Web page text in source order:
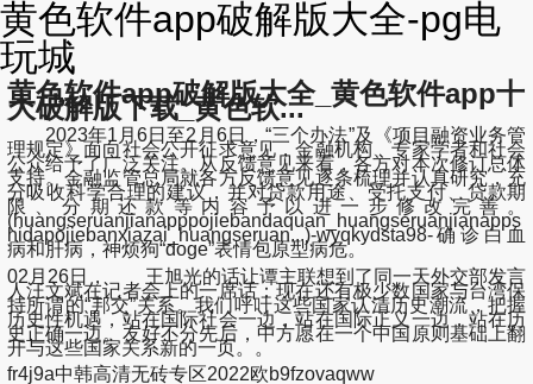
黄色软件app破解版大全-pg电
玩城
黄色软件app破解版大全_黄色软件app十
大破解版下载_黄色软...
2023年1月6日至2月6日，“三个办法”及《项目融资业务管
理规定》面向社会公开征求意见，金融机构、专家学者和社会
公众给予了广泛关注。从反馈意见来看，各方对本次修订总体
支持。金融监管总局就各方反馈意见逐条梳理并认真研究，充
分吸收科学合理的建议，并对贷款用途、受托支付、贷款期
限、分期还款等内容予以进一步修改完善。
(huangseruanjianapppojiebandaquan_huangseruanjianapps
hidapojiebanxiazai_huangseruan...)-wyqkydsta98-确诊白血
病和肝病，神烦狗“doge”表情包原型病危。
02月26日， 王旭光的话让谭主联想到了同一天外交部发言
人汪文斌在记者会上的一席话：现在还有极少数国家与台湾保
持所谓的“邦交”关系。我们呼吁这些国家认清历史潮流，把握
历史性机遇，站在国际社会一边，站在国际正义一边，站在历
史正确一边。友好不分先后，中方愿在一个中国原则基础上翻
开与这些国家关系新的一页。。
fr4j9a中韩高清无砖专区2022欧b9fzovaqww